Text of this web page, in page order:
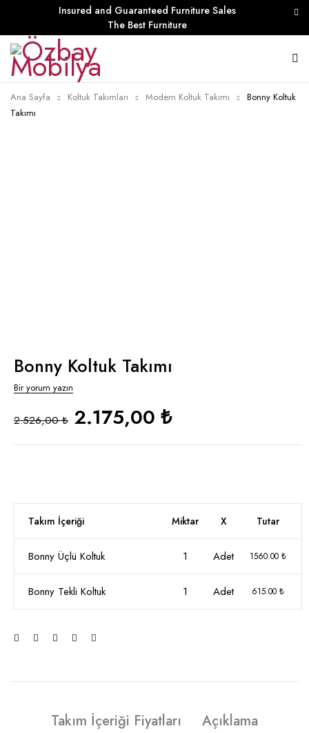
Insured and Guaranteed Furniture Sales
The Best Furniture
Ana Sayfa Koltuk Takımları Modern Koltuk Takımı
Bonny Koltuk
Takımı
Bonny Koltuk Takımı
Bir yorum yazın
2.526,00 ₺ 2.175,00 ₺
Takım İçeriği Miktar X Tutar
Bonny Üçlü Koltuk 1 Adet 1560.00 ₺
Bonny Tekli Koltuk 1 Adet 615.00 ₺
Takım İçeriği Fiyatları
Açıklama